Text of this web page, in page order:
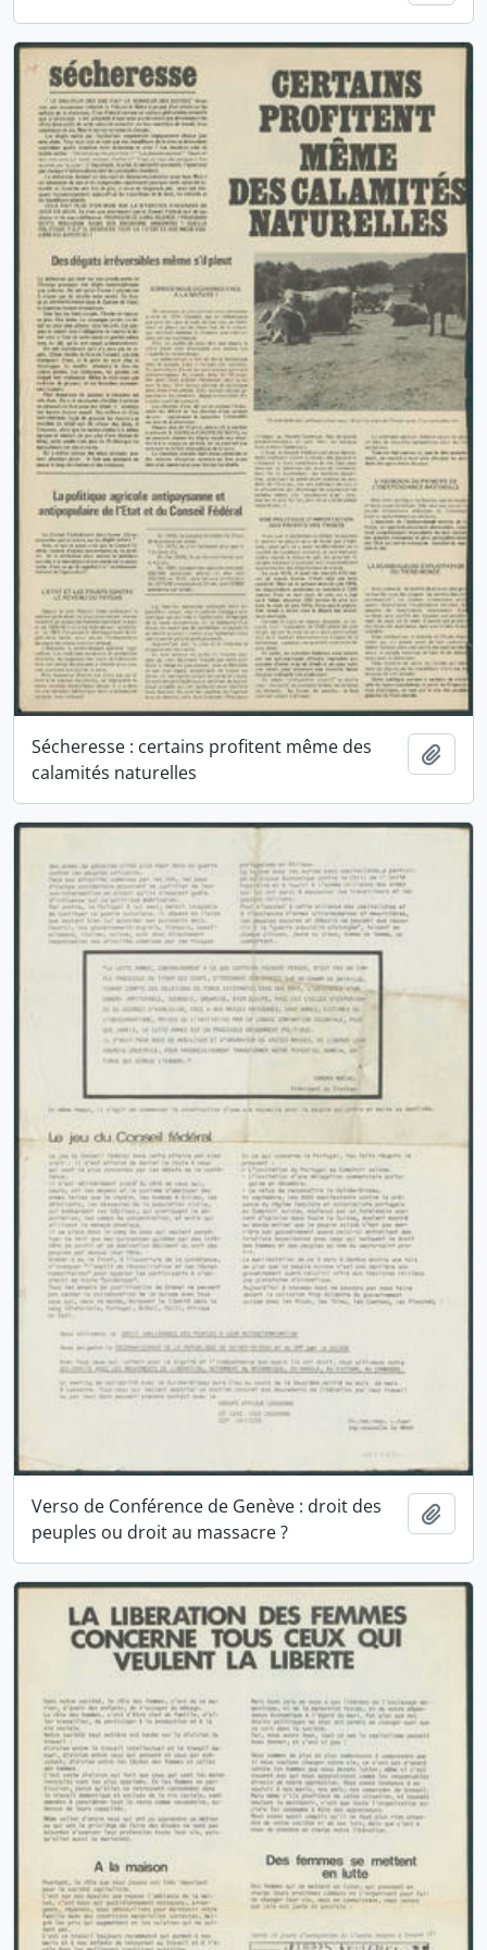
Sécheresse : certains profitent même des
calamités naturelles
Verso de Conférence de Genève : droit des
peuples ou droit au massacre ?